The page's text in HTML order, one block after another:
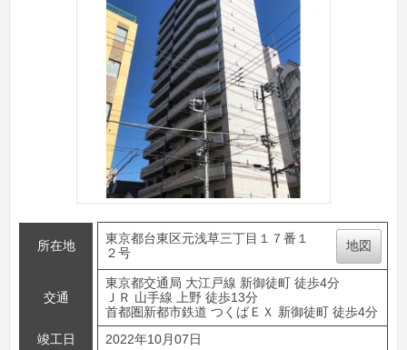
所在地
東京都台東区元浅草三丁目１７番１
２号
地図
交通
東京都交通局 大江戸線 新御徒町 徒歩4分
ＪＲ 山手線 上野 徒歩13分
首都圏新都市鉄道 つくばＥＸ 新御徒町 徒歩4分
竣工日
2022年10月07日